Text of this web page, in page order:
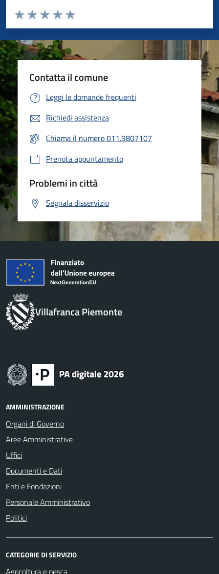
Valuta da 1 a 5 stelle la pagina
Valuta 5 stelle su 5
Valuta 4 stelle su 5
Valuta 3 stelle su 5
Valuta 2 stelle su 5
Valuta 1 stelle su 5
Contatta il comune
Leggi le domande frequenti
Richiedi assistenza
Chiama il numero 011.9807107
Prenota appuntamento
Problemi in città
Segnala disservizio
Villafranca Piemonte
AMMINISTRAZIONE
Organi di Governo
Aree Amministrative
Uffici
Documenti e Dati
Enti e Fondazioni
Personale Amministrativo
Politici
CATEGORIE DI SERVIZIO
Agricoltura e pesca